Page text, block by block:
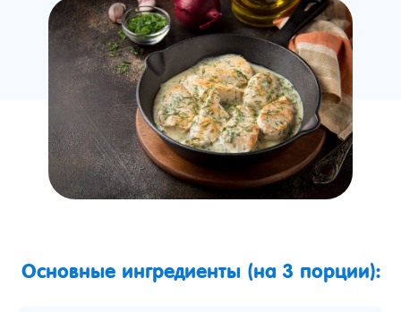
Основные ингредиенты (на 3 порции):